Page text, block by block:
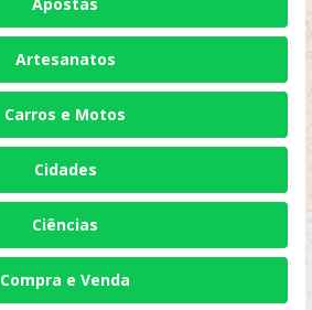
Artesanatos
Carros e Motos
Cidades
Ciências
Compra e Venda